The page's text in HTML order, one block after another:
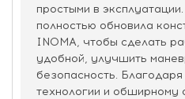
простыми в
полностью обновила
INOMA, чтобы сделать
удобной, улучшить
безопасность.
технологии и обширному